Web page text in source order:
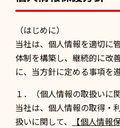
（はじめに）
当社は、個人情報を適切に
体制を構築し、継続的に改
に、当方針に定める事項を
１．（個人情報の取扱いに
当社は、個人情報の取得・
扱いに関して、
【個人情報